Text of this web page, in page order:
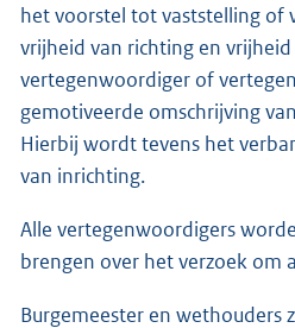
het voorstel tot vaststelling of
vrijheid van richting en
vertegenwoordiger of
gemotiveerde omschrijving
Hierbij wordt tevens het
van inrichting.
Alle vertegenwoordigers
brengen over het verzoek om
Burgemeester en wethouders